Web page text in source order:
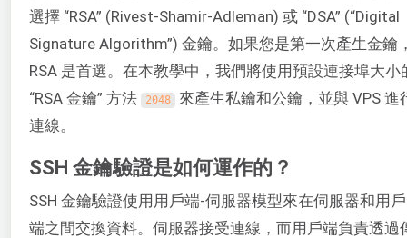
選擇 “RSA” (Rivest-Shamir-Adleman) 或 “DSA” (“Digital
Signature Algorithm”) 金鑰。如果您是第一次產生金鑰
RSA 是首選。在本教學中，我們將使用預設連接埠大小
“RSA 金鑰” 方法
2048 來產生私鑰和公鑰，並與 VPS 進
連線。
SSH 金鑰驗證是如何運作的？
SSH 金鑰驗證使用用戶端-伺服器模型來在伺服器和用戶
端之間交換資料。伺服器接受連線，而用戶端負責透過